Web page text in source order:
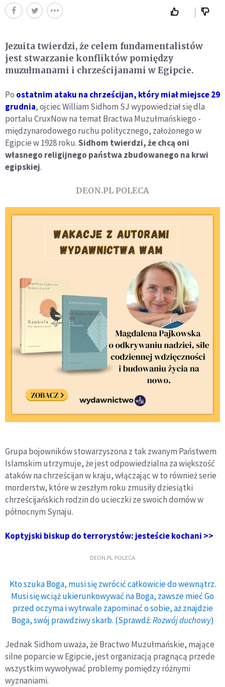
Jezuita twierdzi, że celem fundamentalistów
jest stwarzanie konfliktów pomiędzy
muzułmanami i chrześcijanami w Egipcie.
Po ostatnim ataku na chrześcijan, który miał miejsce 29
grudnia, ojciec William Sidhom SJ wypowiedział się dla
portalu CruxNow na temat Bractwa Muzułmańskiego -
międzynarodowego ruchu politycznego, założonego w
Egipcie w 1928 roku.Sidhom twierdzi, że chcą oni
własnego religijnego państwa zbudowanego na krwi
egipskiej.
DEON.PL POLECA
Grupa bojowników stowarzyszona z tak zwanym Państwem
Islamskim utrzymuje, że jest odpowiedzialna za większość
ataków na chrześcijan w kraju, włączając w to również serie
morderstw, które w zeszłym roku zmusiły dziesiątki
chrześcijańskich rodzin do ucieczki ze swoich domów w
północnym Synaju.
Koptyjski biskup do terrorystów: jesteście kochani >>
DEON.PL POLECA
Kto szuka Boga, musi się zwrócić całkowicie do wewnątrz.
Musi się wciąż ukierunkowywać na Boga, zawsze mieć Go
przed oczyma i wytrwale zapominać o sobie, aż znajdzie
Boga, swój prawdziwy skarb. (Sprawdź:Rozwój duchowy)
Jednak Sidhom uważa, że Bractwo Muzułmańskie, mające
silne poparcie w Egipcie, jest organizacją pragnącą przede
wszystkim wywoływać problemy pomiędzy różnymi
wyznaniami.